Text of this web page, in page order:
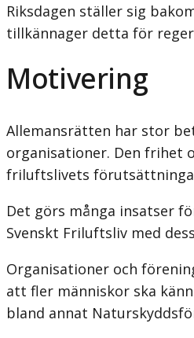
Riksdagen ställer sig
tillkännager detta för
Motivering
Allemansrätten har stor
organisationer. Den frihet
friluftslivets
Det görs många insatser
Svenskt Frilufts­liv med
Organisationer och
att fler människor ska
bland annat